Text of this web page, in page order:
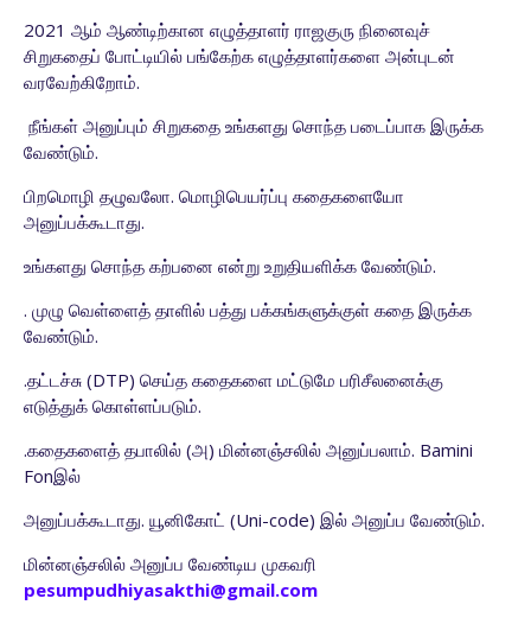
2021 ஆம் ஆண்டிற்கான எழுத்தாளர் ராஜகுரு நினைவுச்
சிறுகதைப் போட்டியில் பங்கேற்க எழுத்தாளர்களை அன்புடன்
வரவேற்கிறோம்.
நீங்கள் அனுப்பும் சிறுகதை உங்களது சொந்த படைப்பாக இருக்க
வேண்டும்.
பிறமொழி தழுவலோ. மொழிபெயர்ப்பு கதைகளையோ
அனுப்பக்கூடாது.
உங்களது சொந்த கற்பனை என்று உறுதியளிக்க வேண்டும்.
. முழு வெள்ளைத் தாளில் பத்து பக்கங்களுக்குள் கதை இருக்க
வேண்டும்.
.தட்டச்சு (DTP) செய்த கதைகளை மட்டுமே பரிசீலனைக்கு
எடுத்துக் கொள்ளப்படும்.
.கதைகளைத் தபாலில் (அ) மின்னஞ்சலில் அனுப்பலாம். Bamini
Fonஇல்
அனுப்பக்கூடாது. யூனிகோட் (Uni-code) இல் அனுப்ப வேண்டும்.
மின்னஞ்சலில் அனுப்ப வேண்டிய முகவரி
pesumpudhiyasakthi@gmail.com